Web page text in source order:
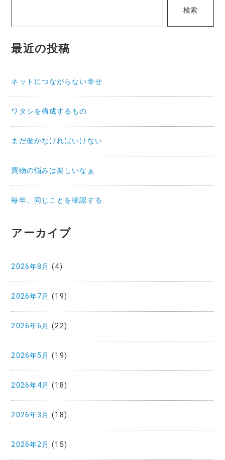
検索
最近の投稿
ネットにつながらない幸せ
ワタシを構成するもの
まだ働かなければいけない
買物の悩みは楽しいなぁ
毎年、同じことを確認する
アーカイブ
2026年8月 (4)
2026年7月 (19)
2026年6月 (22)
2026年5月 (19)
2026年4月 (18)
2026年3月 (18)
2026年2月 (15)